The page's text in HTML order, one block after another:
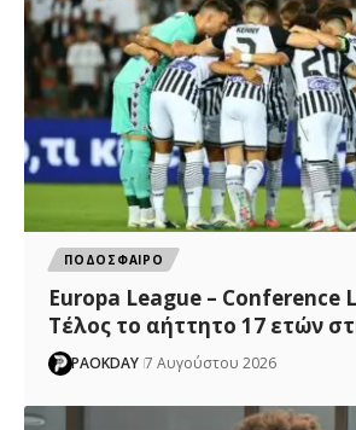
ΠΟΔΟΣΦΑΙΡΟ
Europa League – Conference
Τέλος το αήττητο 17 ετών
PAOKDAY 7 Αυγούστου 2026